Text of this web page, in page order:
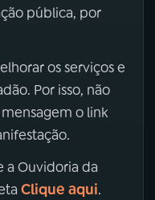
pública, por
os serviços e
Por isso, não
o link
a Ouvidoria da
Clique aqui.